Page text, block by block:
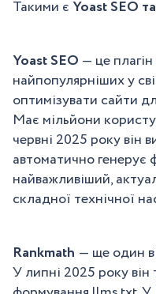
Такими єYoast SEO
Yoast SEO — це
найпопулярніших у
оптимізувати сайти
Має мільйони
червні 2025 року він
автоматично генерує
найважливіший,
складної технічної
Rankmath — ще один
У липні 2025 року